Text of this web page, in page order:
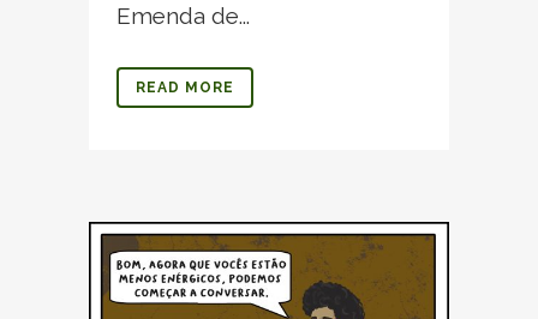
Emenda de...
READ MORE